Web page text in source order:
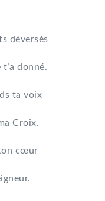
FRANCE
déversés
donné.
ta voix
Croix.
cœur